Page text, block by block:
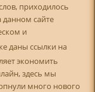
приходилось
данном сайте
и
даны ссылки на
экономить
здесь мы
много нового